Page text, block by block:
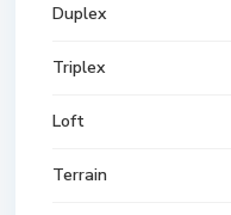
Duplex
Triplex
Loft
Terrain